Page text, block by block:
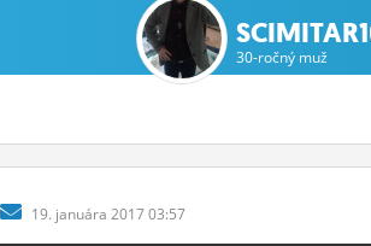
30-ročný muž
19. januára 2017 03:57